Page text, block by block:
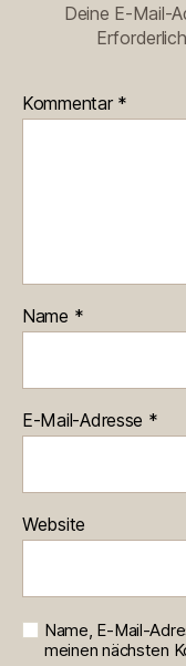
Deine E-Mail-
Kommentar *
Name *
E-Mail-Adresse *
Website
Name, E-Mail-
meinen nächsten